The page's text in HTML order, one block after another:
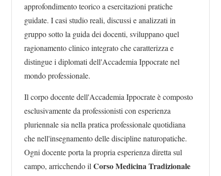
approfondimento teorico a esercitazioni pratiche
guidate. I casi studio reali, discussi e analizzati in
gruppo sotto la guida dei docenti, sviluppano quel
ragionamento clinico integrato che caratterizza e
distingue i diplomati dell'Accademia Ippocrate nel
mondo professionale.
Il corpo docente dell'Accademia Ippocrate è composto
esclusivamente da professionisti con esperienza
pluriennale sia nella pratica professionale quotidiana
che nell'insegnamento delle discipline naturopatiche.
Ogni docente porta la propria esperienza diretta sul
campo, arricchendo il Corso Medicina Tradizionale